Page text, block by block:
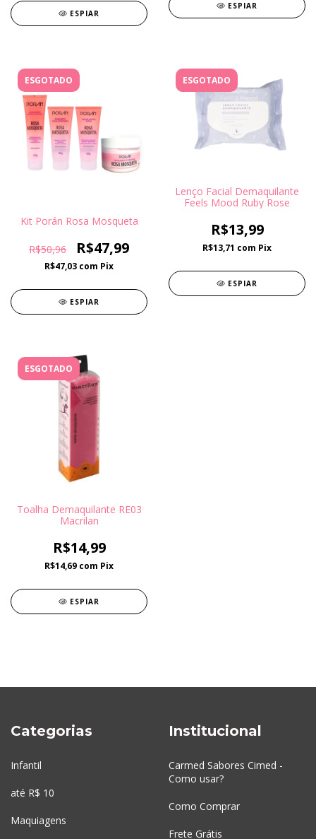
ESPIAR
ESPIAR
ESGOTADO
Kit Porán Rosa Mosqueta
R$50,96 R$47,99
R$47,03 com Pix
ESPIAR
ESGOTADO
Lenço Facial Demaquilante
Feels Mood Ruby Rose
R$13,99
R$13,71 com Pix
ESPIAR
ESGOTADO
Toalha Demaquilante RE03
Macrilan
R$14,99
R$14,69 com Pix
ESPIAR
Categorias
Infantil
até R$ 10
Maquiagens
Institucional
Carmed Sabores Cimed -
Como usar?
Como Comprar
Frete Grátis